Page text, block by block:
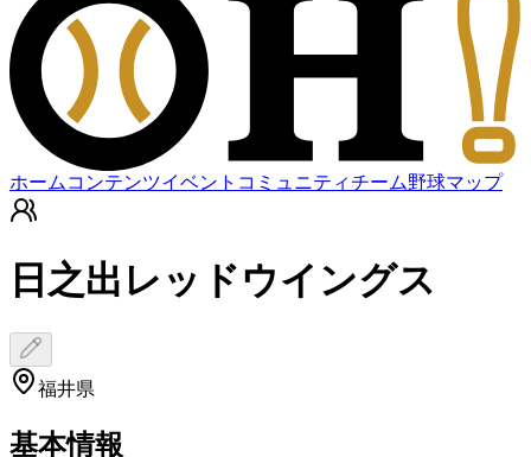
ホーム コンテンツイベント コミュニティチーム野球マップ
日之出レッドウイングス
福井県
基本情報